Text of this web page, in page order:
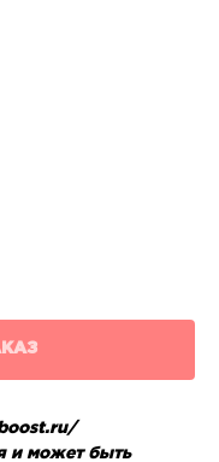
и может быть